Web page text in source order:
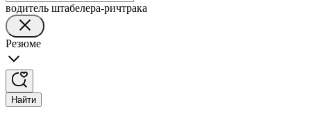
водитель штабелера-ричтрака
Резюме
Найти